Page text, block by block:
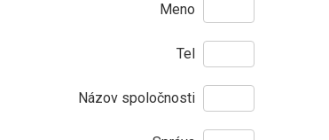
Meno
Tel
Názov spoločnosti